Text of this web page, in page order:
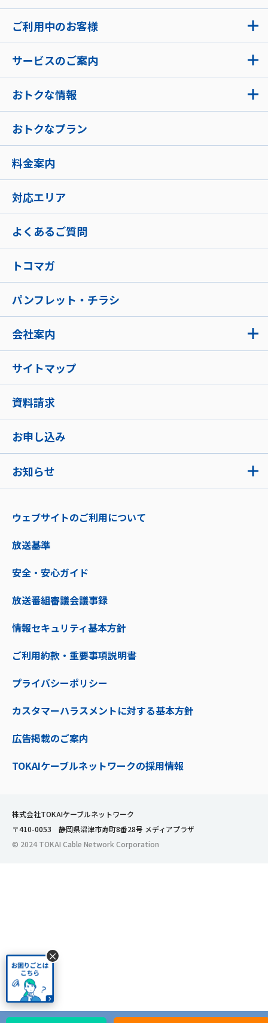
お知らせ
ご利用中のお客様
サービスのご案内
おトクな情報
おトクなプラン
料金案内
対応エリア
よくあるご質問
トコマガ
パンフレット・チラシ
会社案内
サイトマップ
資料請求
お申し込み
ウェブサイトのご利用について
放送基準
安全・安心ガイド
放送番組審議会議事録
情報セキュリティ基本方針
ご利用約款・重要事項説明書
プライバシーポリシー
カスタマーハラスメントに対する基本方針
広告掲載のご案内
TOKAIケーブルネットワークの採用情報
株式会社TOKAIケーブルネットワーク
〒410-0053 静岡県沼津市寿町8番28号 メディアプラザ
© 2024 TOKAI Cable Network Corporation
×